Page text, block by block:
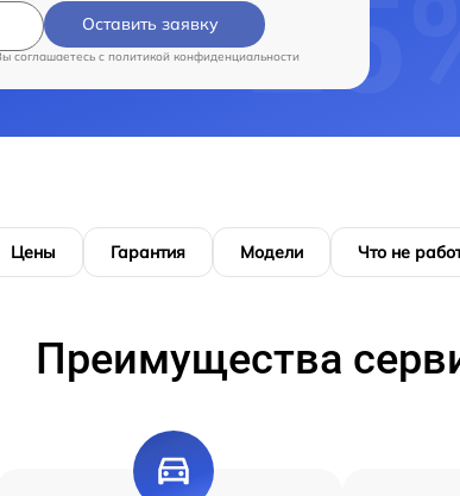
Оставить заявку
соглашаетесь c политикой конфиденциальности
Цены Гарантия Модели Что не
Преимущества